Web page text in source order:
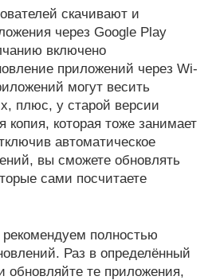
скачивают и
через Google Play
включено
приложений через Wi-
могут весить
плюс, у старой версии
копия, которая тоже занимает
автоматическое
вы сможете обновлять
сами посчитаете
полностью
Раз в определённый
обновляйте те приложения,